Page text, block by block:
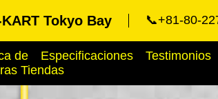
Tokyo Bay 📞+81-80-
de Especificaciones Testimonios
Tiendas